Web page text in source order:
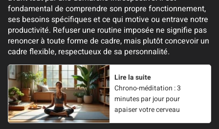
fondamental de comprendre son propre fonctionnement,
ses besoins spécifiques et ce qui motive ou entrave notre
productivité. Refuser une routine imposée ne signifie pas
renoncer à toute forme de cadre, mais plutôt concevoir un
cadre flexible, respectueux de sa personnalité.
Lire la suite
Chrono-méditation : 3
minutes par jour pour
apaiser votre cerveau